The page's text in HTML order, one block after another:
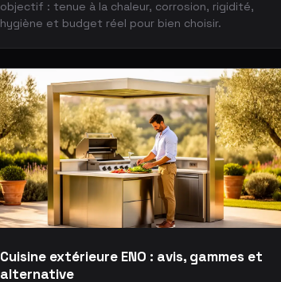
objectif : tenue à la chaleur, corrosion, rigidité,
hygiène et budget réel pour bien choisir.
Cuisine extérieure ENO : avis, gammes et
alternative